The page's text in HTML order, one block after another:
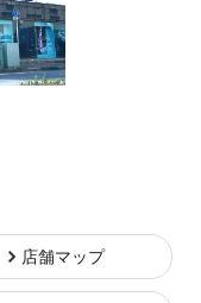
店舗マップ